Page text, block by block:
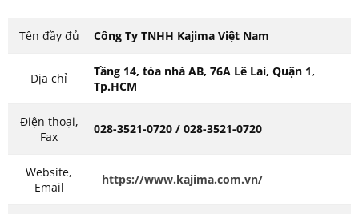
Tên đầy đủ Công Ty TNHH Kajima Việt Nam
Địa chỉ
Tầng 14, tòa nhà AB, 76A Lê Lai, Quận 1,
Tp.HCM
Điện thoại,
Fax
028-3521-0720 / 028-3521-0720
Website,
Email
https://www.kajima.com.vn/